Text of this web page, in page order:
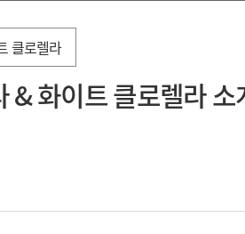
클로렐라
& 화이트 클로렐라 소